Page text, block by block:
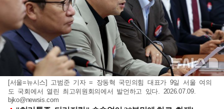
[서울=뉴시스] 고범준 기자 = 장동혁 국민의힘 대표가 9일 서울 여의
도 국회에서 열린 최고위원회의에서 발언하고 있다. 2026.07.09.
bjko@newsis.com